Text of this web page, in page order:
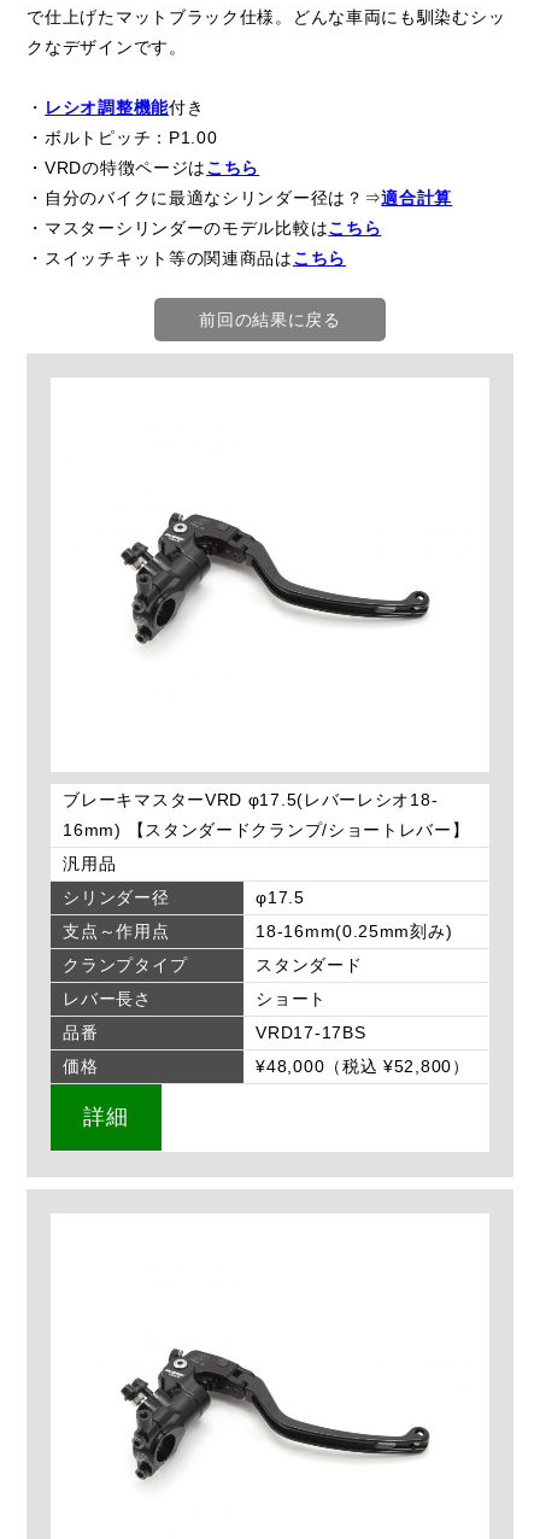
で仕上げたマットブラック仕様。どんな車両にも馴染むシッ
クなデザインです。
・ レシオ調整機能付き
・ボルトピッチ：P1.00
・VRDの特徴ページはこちら
・自分のバイクに最適なシリンダー径は？⇒適合計算
・マスターシリンダーのモデル比較はこちら
・スイッチキット等の関連商品はこちら
前回の結果に戻る
ブレーキマスターVRD φ17.5(レバーレシオ18-
16mm) 【スタンダードクランプ/ショートレバー】
汎用品
シリンダー径
φ17.5
支点～作用点
18-16mm(0.25mm刻み)
クランプタイプ
スタンダード
レバー長さ
ショート
品番
VRD17-17BS
価格
¥48,000（税込 ¥52,800）
詳細